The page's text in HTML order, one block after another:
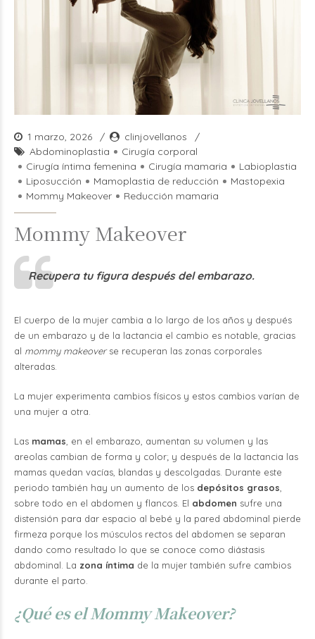
1 marzo, 2026
clinjovellanos
Abdominoplastia
Cirugía corporal
Cirugía íntima femenina
Cirugía mamaria
Labioplastia
Liposucción
Mamoplastia de reducción
Mastopexia
Mommy Makeover
Reducción mamaria
Mommy Makeover
Recupera tu figura después del embarazo.
El cuerpo de la mujer cambia a lo largo de los años y después
de un embarazo y de la lactancia el cambio es notable, gracias
al mommy makeoverse recuperan las zonas corporales
alteradas.
La mujer experimenta cambios físicos y estos cambios varían de
una mujer a otra.
Las mamas , en el embarazo, aumentan su volumen y las
areolas cambian de forma y color; y después de la lactancia las
mamas quedan vacías, blandas y descolgadas. Durante este
periodo también hay un aumento de los depósitos grasos
sobre todo en el abdomen y flancos. El abdomen sufre una
distensión para dar espacio al bebé y la pared abdominal pierde
firmeza porque los músculos rectos del abdomen se separan
dando como resultado lo que se conoce como diástasis
abdominal. La zona íntima de la mujer también sufre cambios
durante el parto.
¿Qué es el Mommy Makeover?